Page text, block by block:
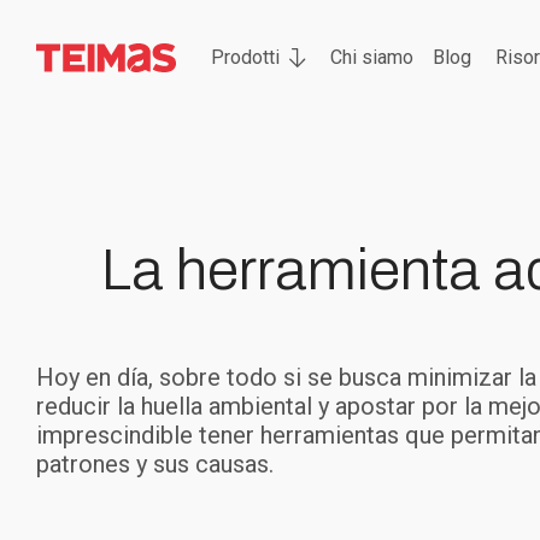
Prodotti Chi siamo Blog
La herramienta
Hoy en día, sobre todo si se busca minimizar
reducir la huella ambiental y apostar por la
imprescindible tener herramientas que
patrones y sus causas.